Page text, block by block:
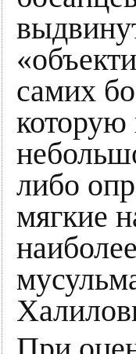
самих
либо
мягкие